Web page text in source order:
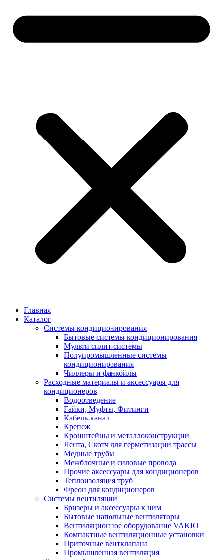
Главная
Каталог
Системы кондиционирования
Бытовые системы кондиционирования
Мульти сплит-системы
Полупромышленные системы
кондиционирования
Чиллеры и фанкойлы
Расходные материалы и аксессуары для
кондиционеров
Водоотведение
Гайки, Муфты, Фитинги
Кабель-канал
Крепеж
Кронштейны и металлоконструкции
Лента, Скотч для герметизации трассы
Медные трубы
Межблочные и силовые провода
Прочие аксессуары для кондиционеров
Теплоизоляция труб
Фреон для кондиционеров
Системы вентиляции
Бризеры и аксессуары к ним
Бытовые напольные вентиляторы
Вентиляционное оборудование VAKIO
Компактные вентиляционные установки
Приточные вентклапана
Промышленная вентиляция